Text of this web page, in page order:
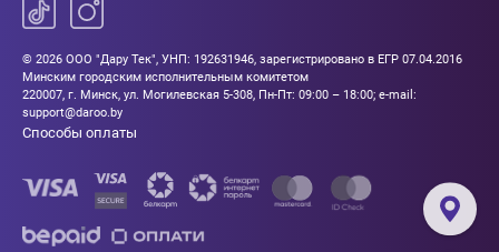
© 2026 ООО "Дару Тек", УНП: 192631946, зарегистрировано в ЕГР 07.04.2016
Минским городским исполнительным комитетом
220007, г. Минск, ул. Могилевская 5-308, Пн-Пт: 09:00 – 18:00; e-mail:
support@daroo.by
Способы оплаты